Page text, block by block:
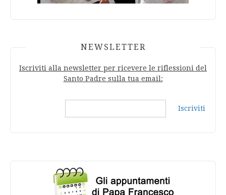
NEWSLETTER
Iscriviti alla newsletter per ricevere le riflessioni del
Santo Padre sulla tua email:
Iscriviti